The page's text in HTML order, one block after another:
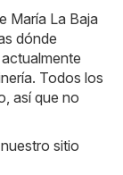
María La Baja
dónde
Todos los
así que no
sitio